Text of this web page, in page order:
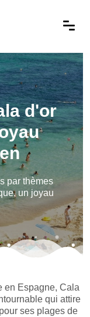
d'or
par thèmes
un joyau
en Espagne, Cala
qui attire
ses plages de